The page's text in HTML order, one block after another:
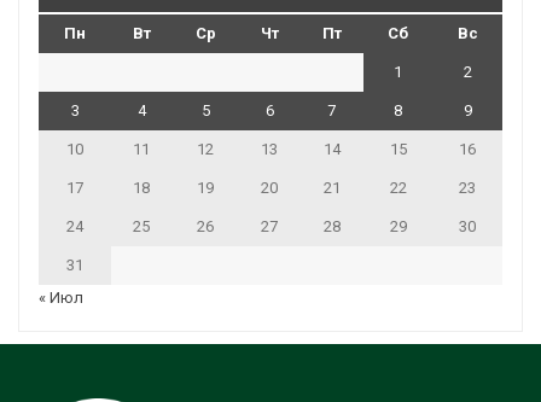
Пн Вт Ср Чт Пт Сб Вс
1 2
3 4 5 6 7 8 9
10 11 12 13 14 15 16
17 18 19 20 21 22 23
24 25 26 27 28 29 30
31
« Июл